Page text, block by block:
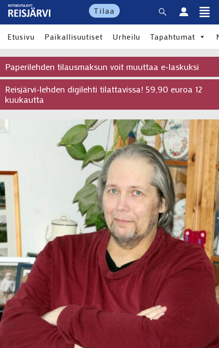
Tilaa
Etusivu Paikallisuutiset Urheilu Tapahtumat
Paperilehden tilausmaksun voit muuttaa e-laskuksi
Reisjärvi-lehden digilehti tilattavissa! 59,90 euroa 12
kuukautta